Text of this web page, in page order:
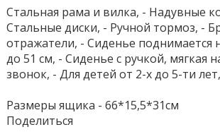
Стальная рама и вилка, - Надувные
Стальные диски, - Ручной тормоз, -
отражатели, - Сиденье поднимается
до 51 см, - Сиденье с ручкой, мягкая
звонок, - Для детей от 2-х до 5-ти
Размеры ящика - 66*15,5*31см
Поделиться